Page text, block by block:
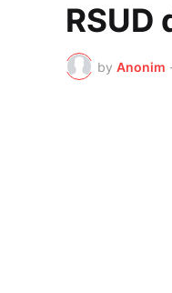
RSUD
by Anonim